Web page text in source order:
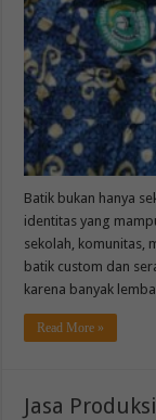
Batik bukan hanya
identitas yang
sekolah, komunitas,
batik custom dan
karena banyak
Read More »
Jasa